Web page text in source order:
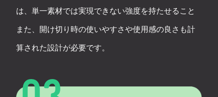
は、単一素材では実現できない強度を持たせること
また、開け切り時の使いやすさや使用感の良さも計
算された設計が必要です。